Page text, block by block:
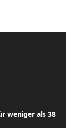
weniger als 38